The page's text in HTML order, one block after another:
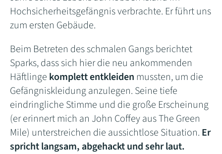
Hochsicherheitsgefängnis verbrachte. Er führt uns
zum ersten Gebäude.
Beim Betreten des schmalen Gangs berichtet
Sparks, dass sich hier die neu ankommenden
Häftlinge komplett entkleiden mussten, um die
Gefängniskleidung anzulegen. Seine tiefe
eindringliche Stimme und die große Erscheinung
(er erinnert mich an John Coffey aus The Green
Mile) unterstreichen die aussichtlose Situation. Er
spricht langsam, abgehackt und sehr laut.